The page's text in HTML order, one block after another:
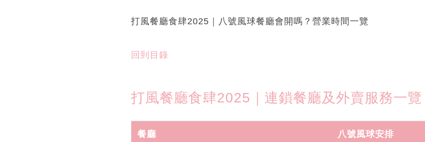
打風餐廳食肆2025｜八號風球餐廳會開嗎？營業時間一覽
回到目錄
打風餐廳食肆2025｜連鎖餐廳及外賣服務一覽
餐廳 八號風球安排